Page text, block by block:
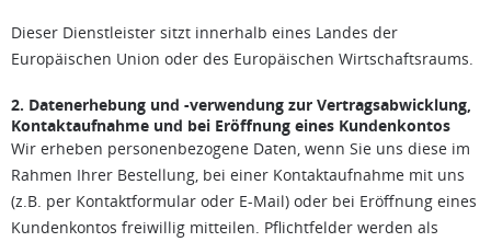
Dieser Dienstleister sitzt innerhalb eines Landes der
Europäischen Union oder des Europäischen Wirtschaftsraums.
2. Datenerhebung und -verwendung zur Vertragsabwicklung,
Kontaktaufnahme und bei Eröffnung eines Kundenkontos
Wir erheben personenbezogene Daten, wenn Sie uns diese im
Rahmen Ihrer Bestellung, bei einer Kontaktaufnahme mit uns
(z.B. per Kontaktformular oder E-Mail) oder bei Eröffnung eines
Kundenkontos freiwillig mitteilen. Pflichtfelder werden als